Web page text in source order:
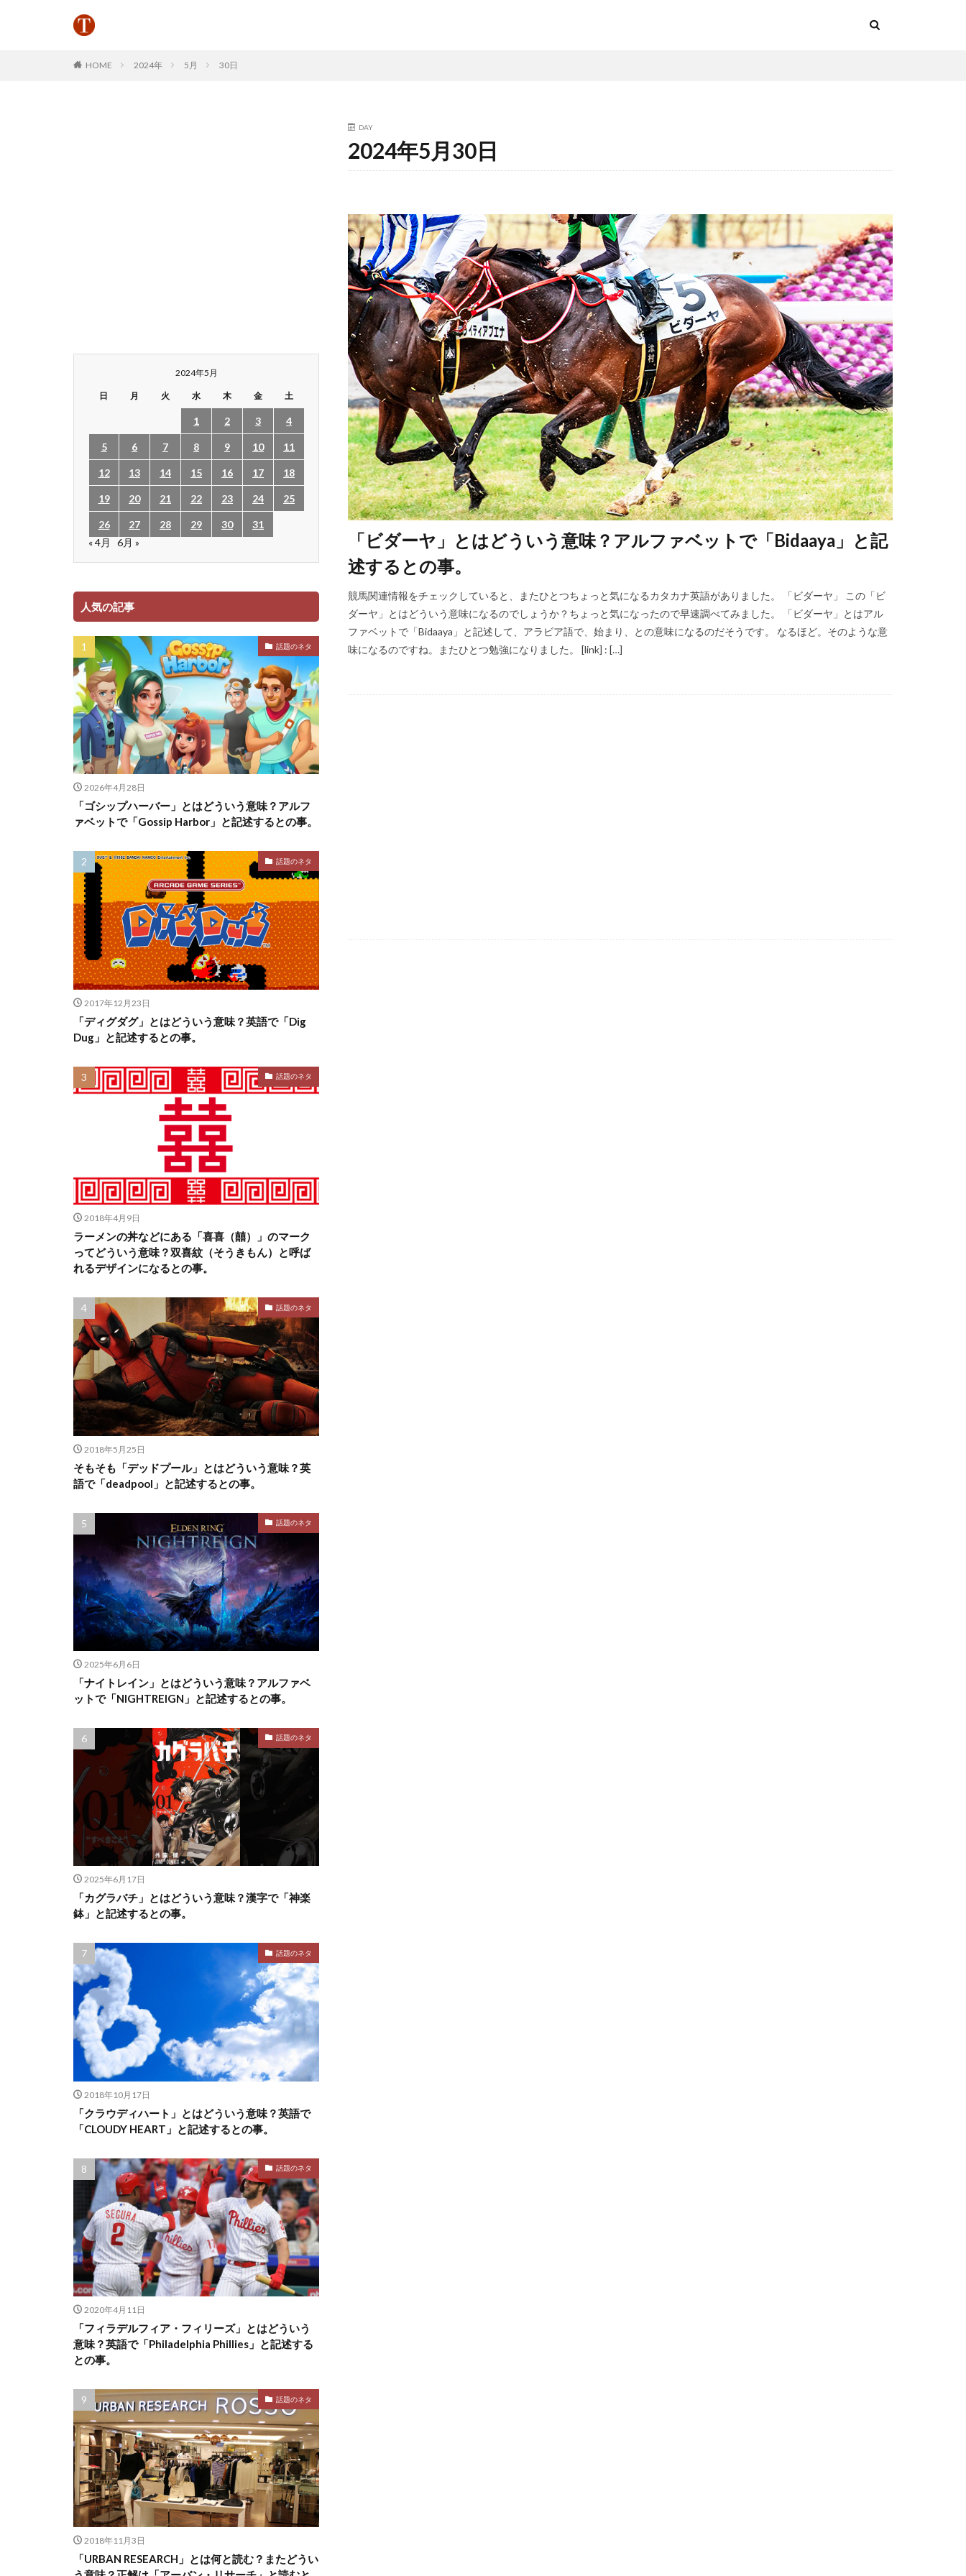
HOME 2024年 5月 30日
DAY
2024年5月30日
「ビダーヤ」とはどういう意味？アルファベットで「Bidaaya」と記
述するとの事。
競馬関連情報をチェックしていると、またひとつちょっと気になるカタカナ英語がありました。 「ビダーヤ」 この「ビ
ダーヤ」とはどういう意味になるのでしょうか？ちょっと気になったので早速調べてみました。 「ビダーヤ」とはアル
ファベットで「Bidaaya」と記述して、アラビア語で、始まり、との意味になるのだそうです。 なるほど。そのような意
味になるのですね。またひとつ勉強になりました。 [link] : […]
2024年5月
日 月 火 水 木 金 土
1 2 3 4
5 6 7 8 9 10 11
12 13 14 15 16 17 18
19 20 21 22 23 24 25
26 27 28 29 30
31
« 4月
6月 »
人気の記事
話題のネタ
2026年4月28日
「ゴシップハーバー」とはどういう意味？アルフ
ァベットで「Gossip Harbor」と記述するとの事。
話題のネタ
2017年12月23日
「ディグダグ」とはどういう意味？英語で「Dig
Dug」と記述するとの事。
話題のネタ
2018年4月9日
ラーメンの丼などにある「喜喜（囍）」のマーク
ってどういう意味？双喜紋（そうきもん）と呼ば
れるデザインになるとの事。
話題のネタ
2018年5月25日
そもそも「デッドプール」とはどういう意味？英
語で「deadpool」と記述するとの事。
話題のネタ
2025年6月6日
「ナイトレイン」とはどういう意味？アルファベ
ットで「NIGHTREIGN」と記述するとの事。
話題のネタ
2025年6月17日
「カグラバチ」とはどういう意味？漢字で「神楽
鉢」と記述するとの事。
話題のネタ
2018年10月17日
「クラウディハート」とはどういう意味？英語で
「CLOUDY HEART」と記述するとの事。
話題のネタ
2020年4月11日
「フィラデルフィア・フィリーズ」とはどういう
意味？英語で「Philadelphia Phillies」と記述する
との事。
話題のネタ
2018年11月3日
「URBAN RESEARCH」とは何と読む？またどうい